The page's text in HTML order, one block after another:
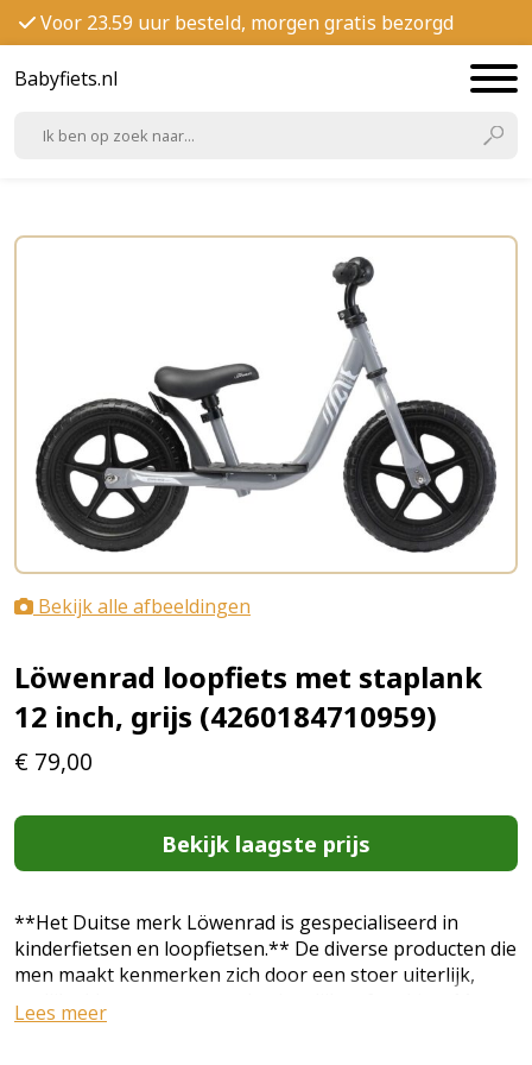
Voor 23.59 uur besteld, morgen gratis bezorgd
Babyfiets.nl
Bekijk alle afbeeldingen
Löwenrad loopfiets met staplank
12 inch, grijs (4260184710959)
€ 79,00
Bekijk laagste prijs
**Het Duitse merk Löwenrad is gespecialiseerd in
kinderfietsen en loopfietsen.** De diverse producten die
men maakt kenmerken zich door een stoer uiterlijk,
vrolijke kleuren en een onberispelijke afwerking. Men
maakt gebruik van uitsluitend gecertificeerde
Lees meer